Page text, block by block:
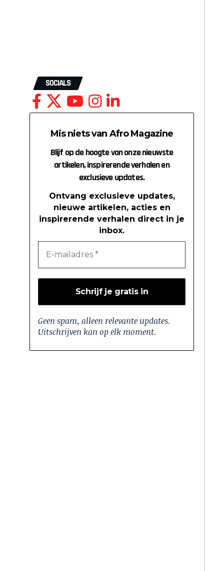
SOCIALS
Mis niets van Afro Magazine
Blijf op de hoogte van onze nieuwste
artikelen, inspirerende verhalen en
exclusieve updates.
Ontvang exclusieve updates,
nieuwe artikelen, acties en
inspirerende verhalen direct in je
inbox.
Geen spam, alleen relevante updates.
Uitschrijven kan op elk moment.